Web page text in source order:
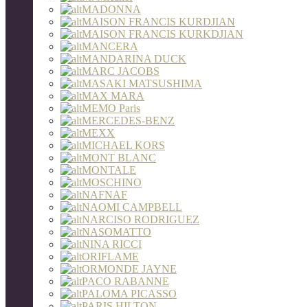
MADONNA
MAISON FRANCIS KURDJIAN
MAISON FRANCIS KURKDJIAN
MANCERA
MANDARINA DUCK
MARC JACOBS
MASAKI MATSUSHIMA
MAX MARA
MEMO Paris
MERCEDES-BENZ
MEXX
MICHAEL KORS
MONT BLANC
MONTALE
MOSCHINO
NAFNAF
NAOMI CAMPBELL
NARCISO RODRIGUEZ
NASOMATTO
NINA RICCI
ORIFLAME
ORMONDE JAYNE
PACO RABANNE
PALOMA PICASSO